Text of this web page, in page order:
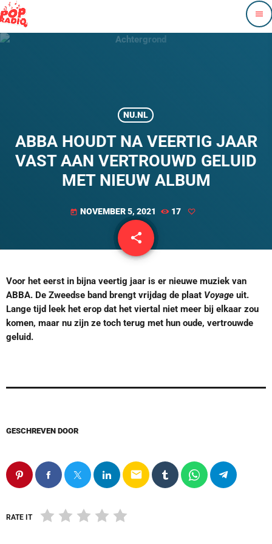
menu
NU.NL
ABBA HOUDT NA VEERTIG JAAR
VAST AAN VERTROUWD GELUID
MET NIEUW ALBUM
today NOVEMBER 5, 2021 17
share
email
Voor het eerst in bijna veertig jaar is er nieuwe muziek van
ABBA. De Zweedse band brengt vrijdag de plaat Voyage uit.
Lange tijd leek het erop dat het viertal niet meer bij elkaar zou
komen, maar nu zijn ze toch terug met hun oude, vertrouwde
geluid.
GESCHREVEN DOOR
email
RATE IT